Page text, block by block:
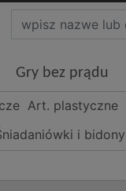
Gry bez prądu
Art. plastyczne
i bidony